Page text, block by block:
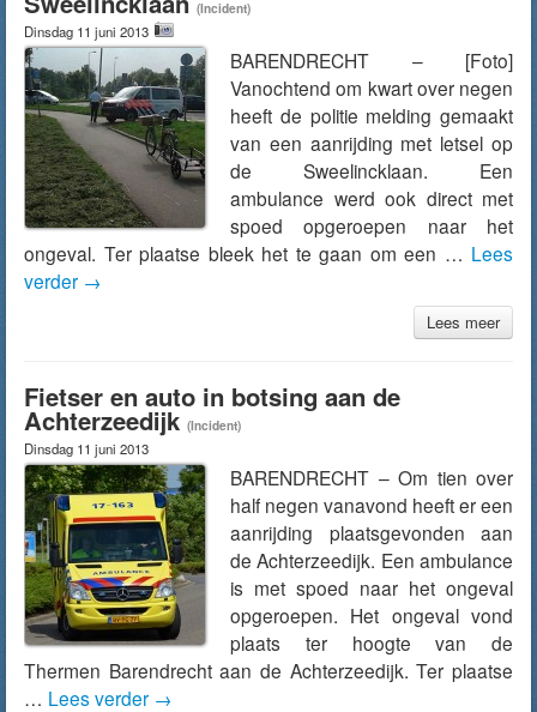
(Incident)
Dinsdag 11 juni 2013
BARENDRECHT – [Foto]
Vanochtend om kwart over negen
heeft de politie melding gemaakt
van een aanrijding met letsel op
de Sweelincklaan. Een
ambulance werd ook direct met
spoed opgeroepen naar het
ongeval. Ter plaatse bleek het te gaan om een … Lees
verder →
Lees meer
Fietser en auto in botsing aan de
Achterzeedijk (Incident)
Dinsdag 11 juni 2013
BARENDRECHT – Om tien over
half negen vanavond heeft er een
aanrijding plaatsgevonden aan
de Achterzeedijk. Een ambulance
is met spoed naar het ongeval
opgeroepen. Het ongeval vond
plaats ter hoogte van de
Thermen Barendrecht aan de Achterzeedijk. Ter plaatse
… Lees verder →